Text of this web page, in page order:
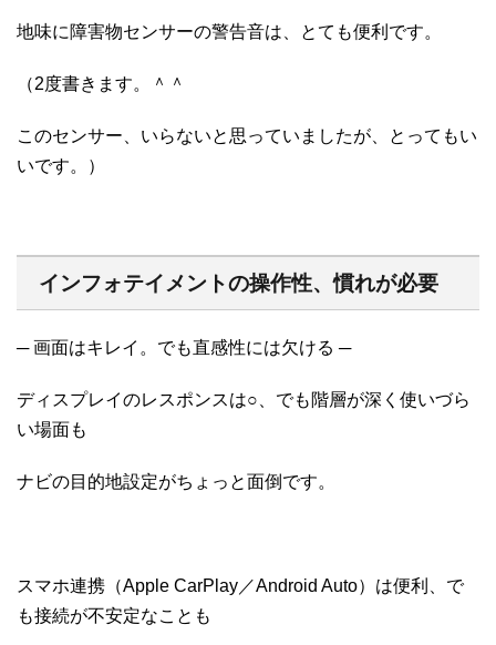
地味に障害物センサーの警告音は、とても便利です。
（2度書きます。＾＾
このセンサー、いらないと思っていましたが、とってもい
いです。）
インフォテイメントの操作性、慣れが必要
─ 画面はキレイ。でも直感性には欠ける ─
ディスプレイのレスポンスは○、でも階層が深く使いづら
い場面も
ナビの目的地設定がちょっと面倒です。
スマホ連携（Apple CarPlay／Android Auto）は便利、で
も接続が不安定なことも